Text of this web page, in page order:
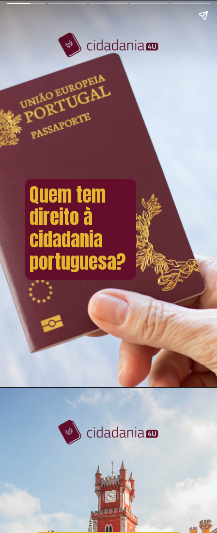
Quem tem
direito à
cidadania
portuguesa?